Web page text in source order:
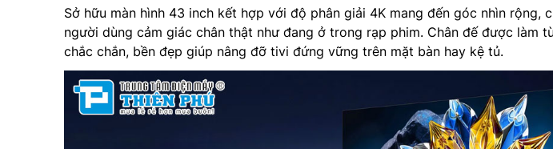
Sở hữu màn hình 43 inch kết hợp với độ phân giải 4K mang đến góc nhìn rộng,
người dùng cảm giác chân thật như đang ở trong rạp phim. Chân đế được làm
chắc chắn, bền đẹp giúp nâng đỡ tivi đứng vững trên mặt bàn hay kệ tủ.